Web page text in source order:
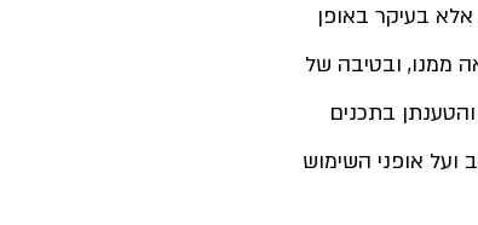
בעיקר באופן
ממנו, ובטיבה של
בתכנים
ועל אופני השימוש